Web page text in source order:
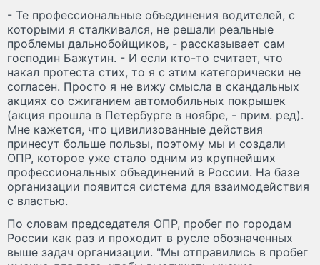
- Те профессиональные объединения водителей, с
которыми я сталкивался, не решали реальные
проблемы дальнобойщиков, - рассказывает сам
господин Бажутин. - И если кто-то считает, что
накал протеста стих, то я с этим категорически не
согласен. Просто я не вижу смысла в скандальных
акциях со сжиганием автомобильных покрышек
(акция прошла в Петербурге в ноябре, - прим. ред).
Мне кажется, что цивилизованные действия
принесут больше пользы, поэтому мы и создали
ОПР, которое уже стало одним из крупнейших
профессиональных объединений в России. На базе
организации появится система для взаимодействия
с властью.
По словам председателя ОПР, пробег по городам
России как раз и проходит в русле обозначенных
выше задач организации. "Мы отправились в пробег